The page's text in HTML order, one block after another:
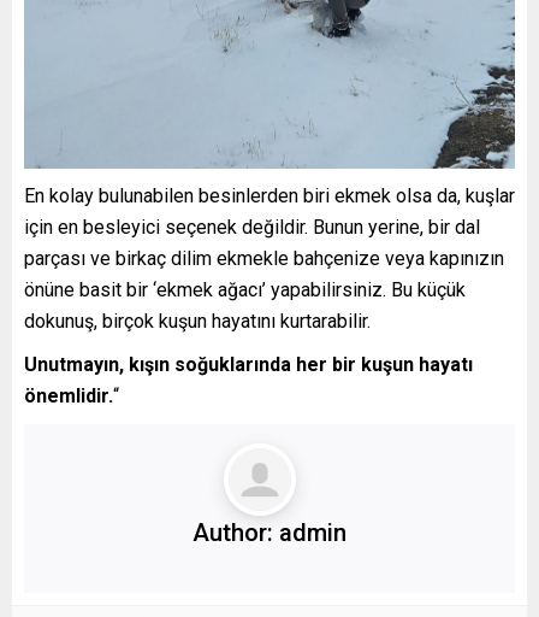
En kolay bulunabilen besinlerden biri ekmek olsa da, kuşlar
için en besleyici seçenek değildir. Bunun yerine, bir dal
parçası ve birkaç dilim ekmekle bahçenize veya kapınızın
önüne basit bir ‘ekmek ağacı’ yapabilirsiniz. Bu küçük
dokunuş, birçok kuşun hayatını kurtarabilir.
Unutmayın, kışın soğuklarında her bir kuşun hayatı
önemlidir.“
Author: admin